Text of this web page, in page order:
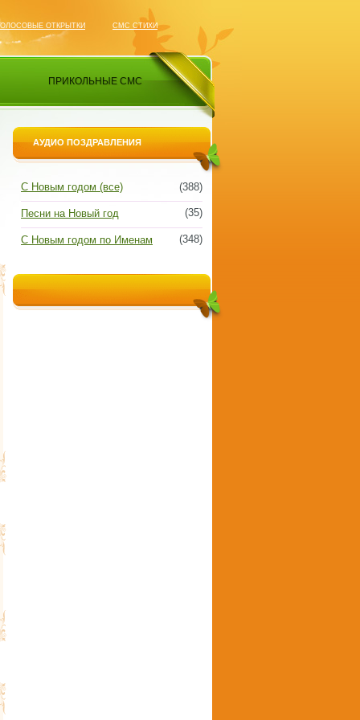
ОТКРЫТКИ СМС СТИХИ
ПРИКОЛЬНЫЕ СМС
АУДИО ПОЗДРАВЛЕНИЯ
(388)
С Новым годом (все)
(35)
Песни на Новый год
(348)
С Новым годом по Именам